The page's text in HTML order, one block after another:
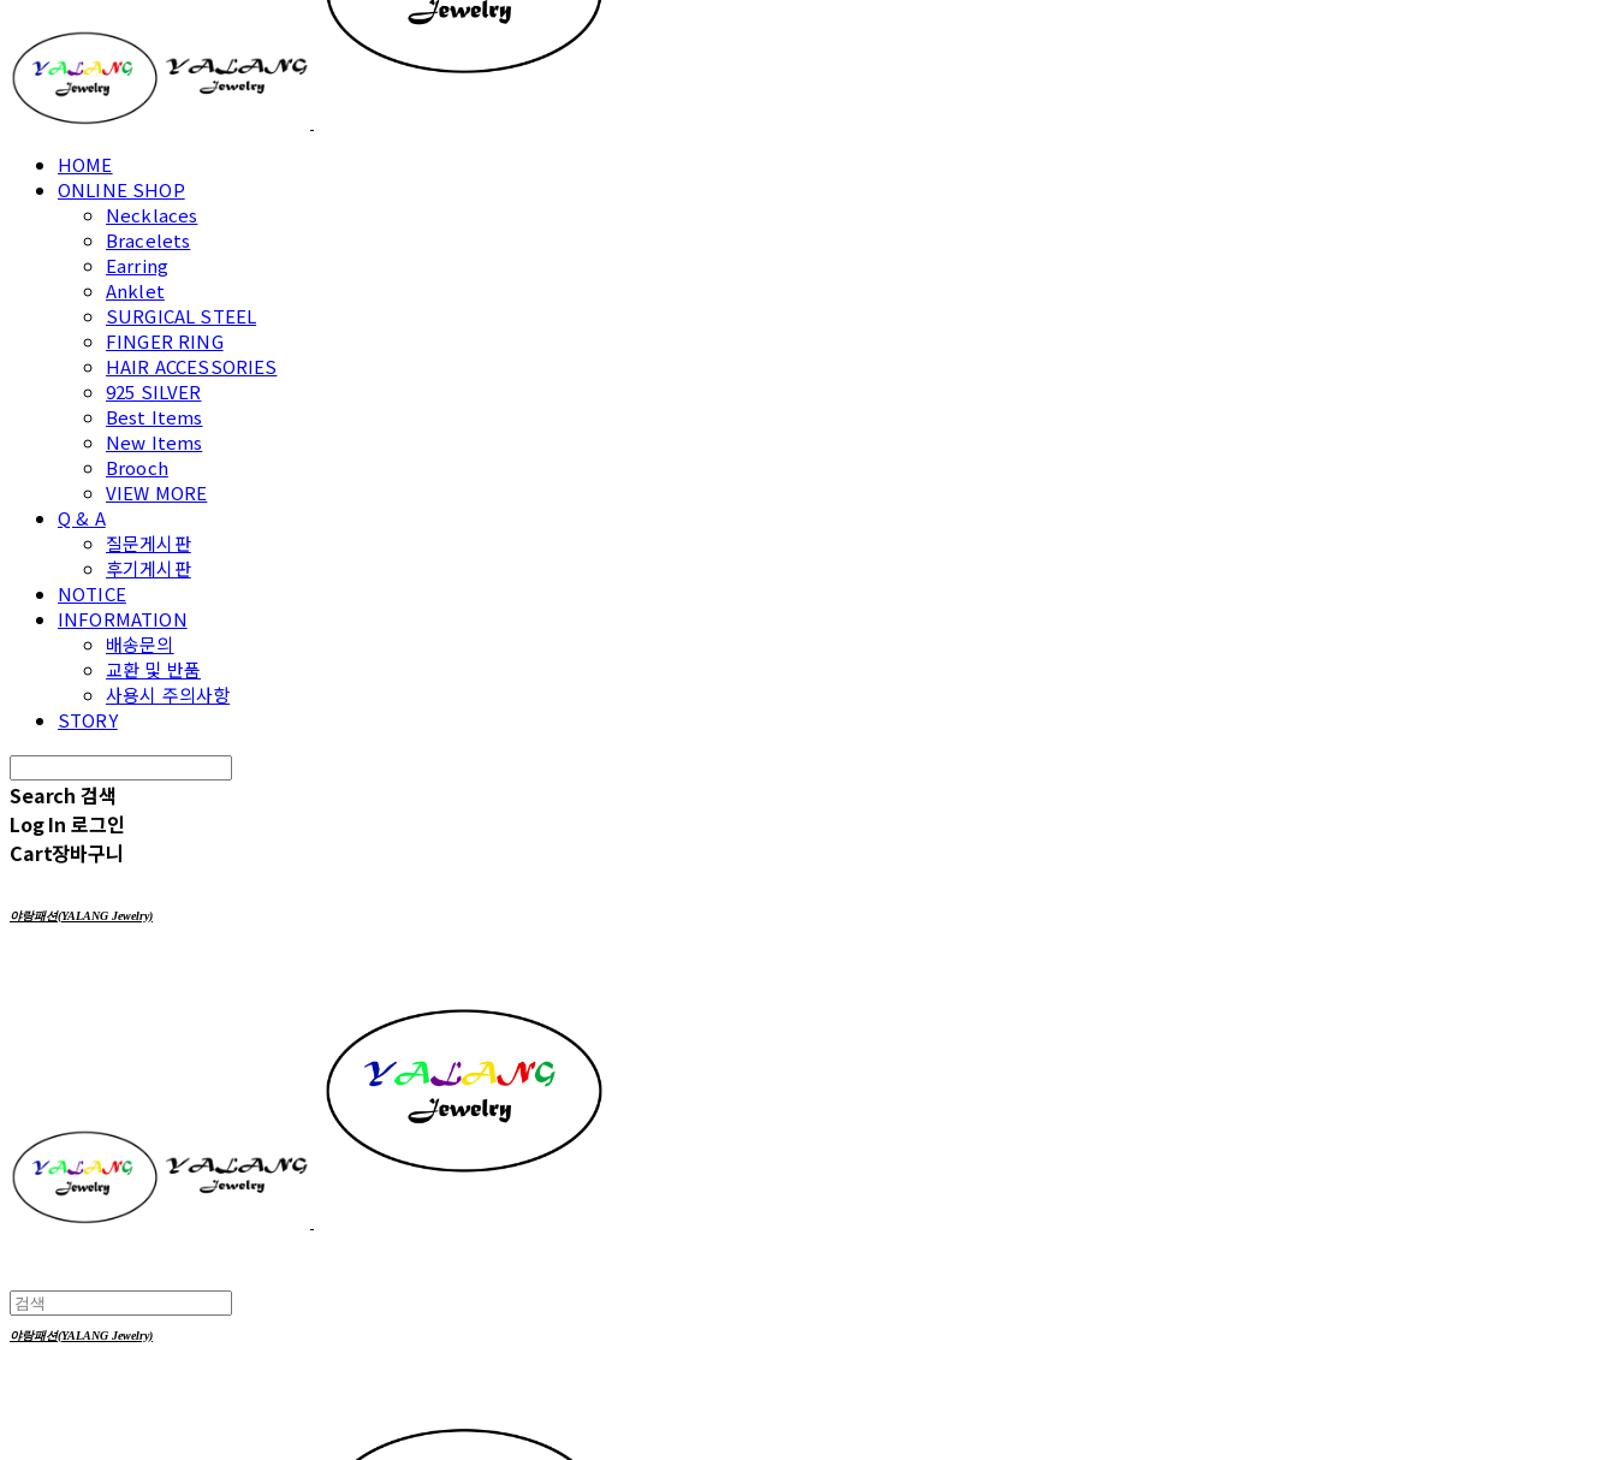
HOME
ONLINE SHOP
Necklaces
Bracelets
Earring
Anklet
SURGICAL STEEL
FINGER RING
HAIR ACCESSORIES
925 SILVER
Best Items
New Items
Brooch
VIEW MORE
Q & A
질문게시판
후기게시판
NOTICE
INFORMATION
배송문의
교환 및 반품
사용시 주의사항
STORY
Search 검색
Log In 로그인
Cart장바구니
야랑패션(YALANG Jewelry)
야랑패션(YALANG Jewelry)